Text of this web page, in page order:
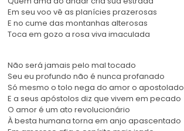
Em seu voo vê as planícies prazerosas
E no cume das montanhas alterosas
Toca em gozo a rosa viva imaculada
Não será jamais pelo mal tocado
Seu eu profundo não é nunca profanado
Só mesmo o tolo nega do amor o apostolado
E a seus apóstolos diz que vivem em pecado
O amor é um ato revolucionário
À besta humana torna em anjo apascentado